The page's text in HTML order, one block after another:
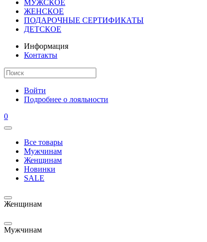
МУЖСКОЕ
ЖЕНСКОЕ
ПОДАРОЧНЫЕ СЕРТИФИКАТЫ
ДЕТСКОЕ
Информация
Контакты
Войти
Подробнее о лояльности
0
Все товары
Мужчинам
Женщинам
Новинки
SALE
Женщинам
Мужчинам